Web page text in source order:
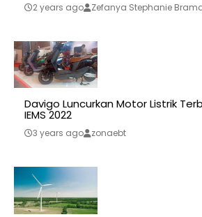
2 years ago Zefanya Stephanie
Davigo Luncurkan Motor Listrik
IEMS 2022
3 years ago zonaebt